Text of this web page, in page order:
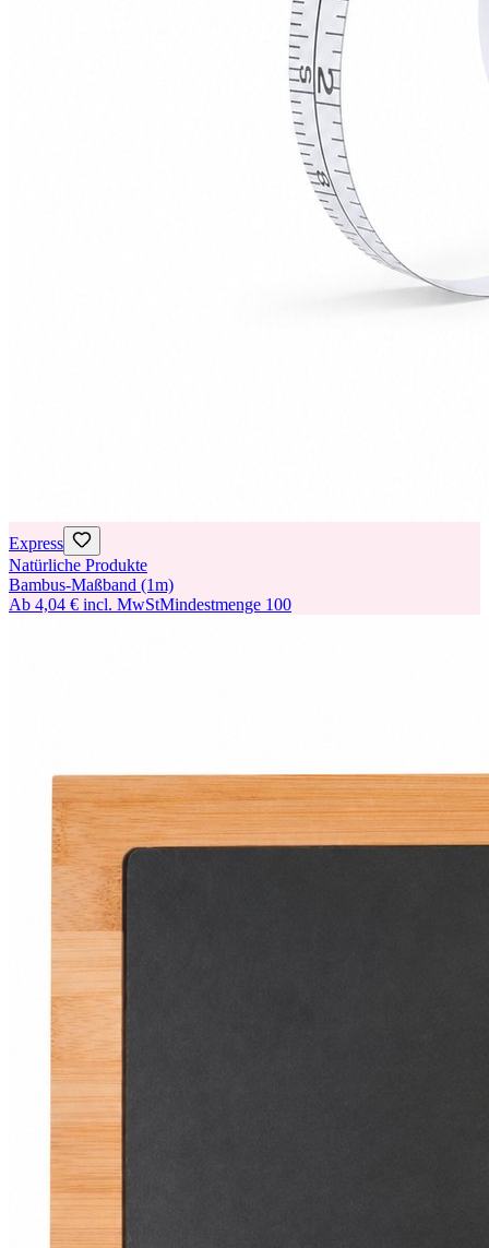
Express
Natürliche Produkte
Bambus-Maßband (1m)
Ab 4,04 € incl. MwStMindestmenge 100